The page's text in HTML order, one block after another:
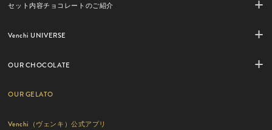
セット内容チョコレートのご紹介
Venchi UNIVERSE
OUR CHOCOLATE
OUR GELATO
Venchi（ヴェンキ）公式アプリ